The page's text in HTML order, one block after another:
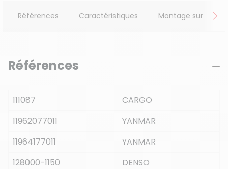
Références Caractéristiques Montage sur
Références
111087
CARGO
11962077011
YANMAR
11964177011
YANMAR
128000-1150
DENSO